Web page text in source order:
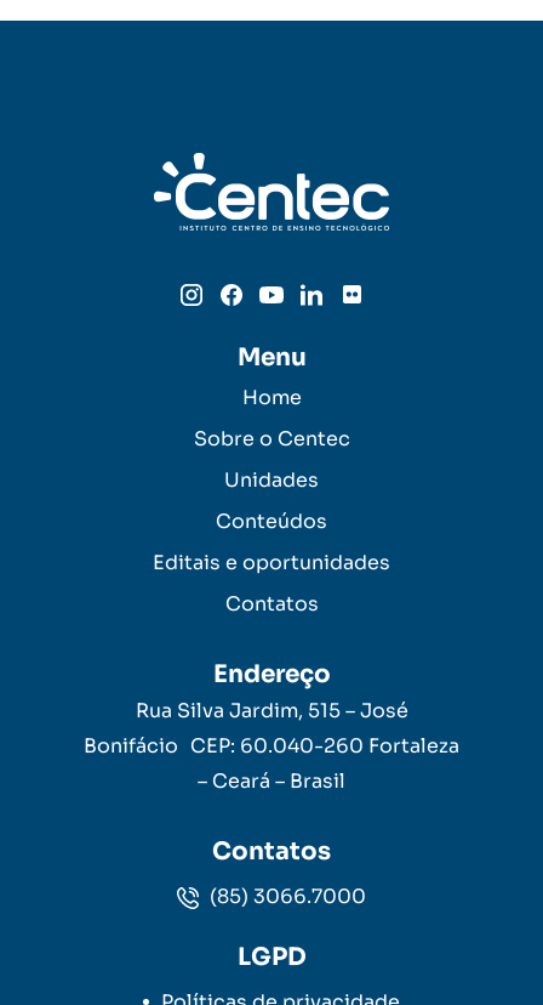
Menu
Home
Sobre o Centec
Unidades
Conteúdos
Editais e oportunidades
Contatos
Endereço
Rua Silva Jardim, 515 – José
Bonifácio CEP: 60.040-260 Fortaleza
– Ceará – Brasil
Contatos
(85) 3066.7000
LGPD